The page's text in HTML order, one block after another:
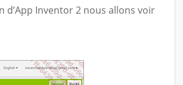
Inventor 2 nous allons voir